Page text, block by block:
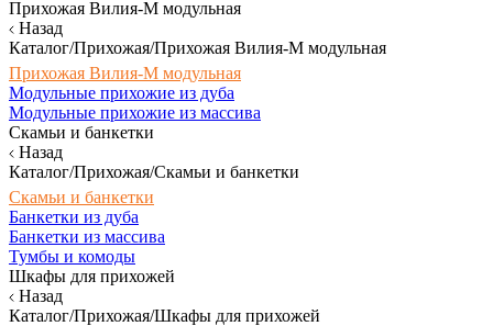
Прихожая Вилия-М модульная
Назад
Каталог/Прихожая/Прихожая Вилия-М модульная
Прихожая Вилия-М модульная
Модульные прихожие из дуба
Модульные прихожие из массива
Скамьи и банкетки
Назад
Каталог/Прихожая/Скамьи и банкетки
Скамьи и банкетки
Банкетки из дуба
Банкетки из массива
Тумбы и комоды
Шкафы для прихожей
Назад
Каталог/Прихожая/Шкафы для прихожей